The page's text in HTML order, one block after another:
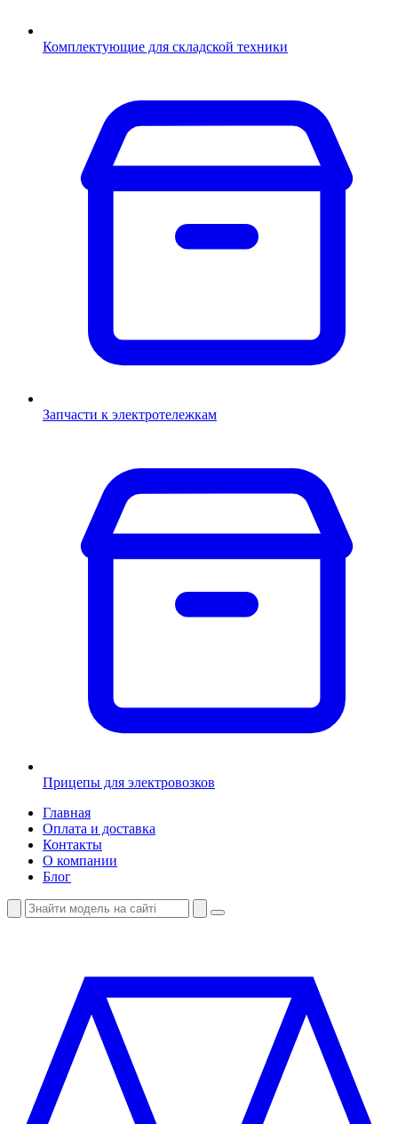
Комплектующие для складской техники
Запчасти к электротележкам
Прицепы для электровозков
Главная
Оплата и доставка
Контакты
О компании
Блог